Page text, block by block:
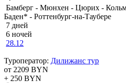
Бамберг - Мюнхен - Цюрих -
Баден* - Роттенбург-на-Таубере
7 дней
6 ночей
28.12
Туроператор: Дилижанс тур
от 2209 BYN
+ 250 BYN